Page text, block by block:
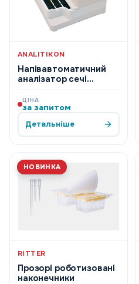
ANALITIKON
Напівавтоматичний
аналізатор сечі
ЦІНА
за запитом
Детальніше
НОВИНКА
RITTER
Прозорі роботизовані
наконечники